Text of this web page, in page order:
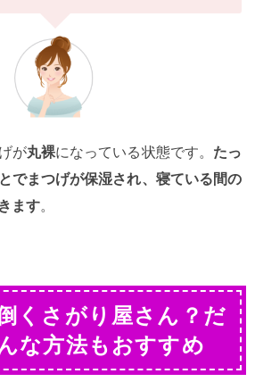
が丸裸になっている状態です。 たっ
でまつげが保湿され、寝ている間の
ます。
くさがり屋さん？だ
な方法もおすすめ